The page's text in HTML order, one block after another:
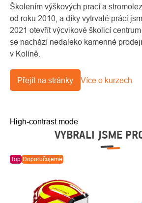
Školením výškových prací a
od roku 2010, a díky vytrvalé práci
2021 otevřít výcvikové školicí
se nachází nedaleko kamenné
v Kolíně.
Přejít na stránky Více o kurzech
High-contrast mode
VYBRALI JSME
Top Doporučujeme